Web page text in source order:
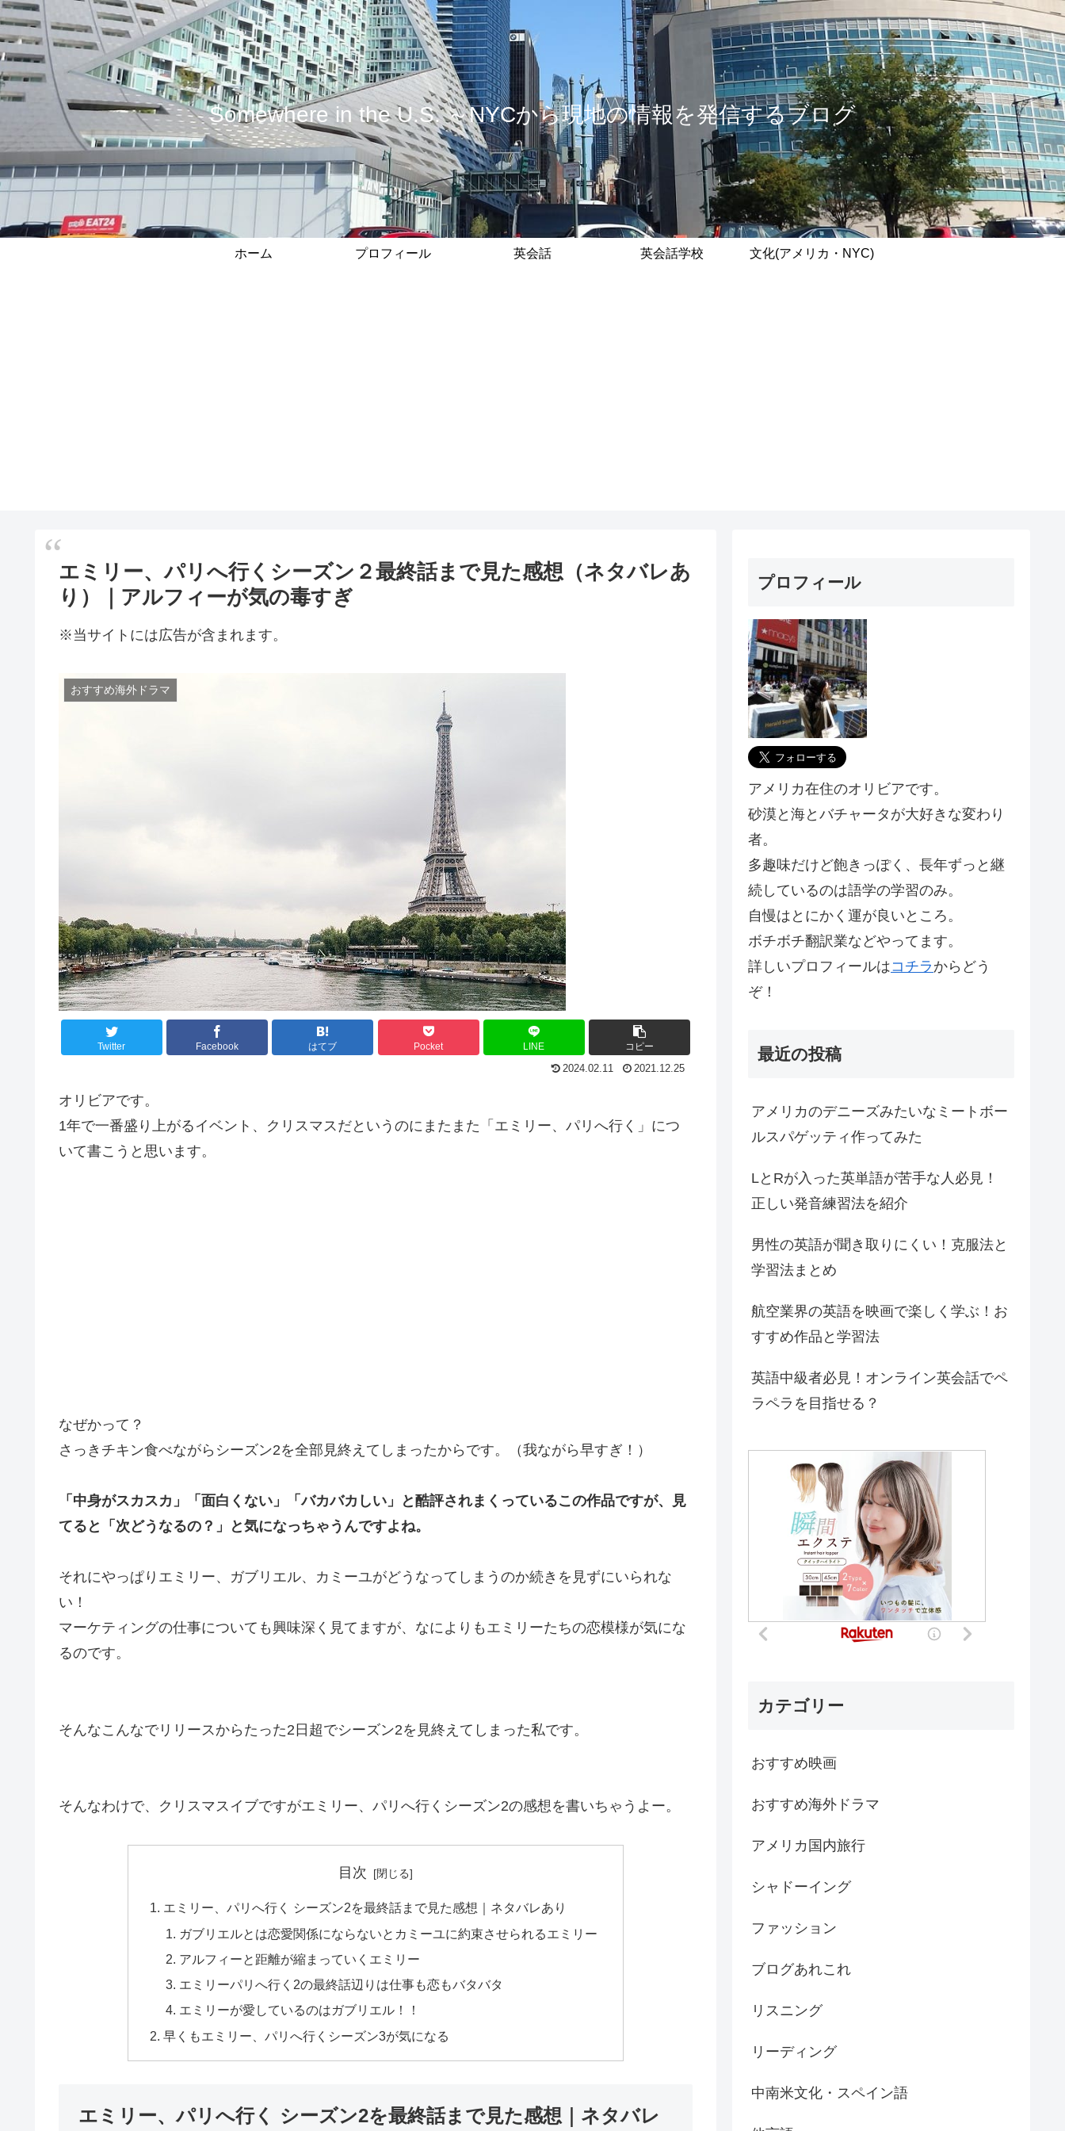
Somewhere in the U.S. ～NYCから現地の情報を発信するブログ
ホーム プロフィール 英会話 英会話学校 文化(アメリカ・NYC)
エミリー、パリへ行くシーズン２最終話まで見た感想（ネタバレあ
り）｜アルフィーが気の毒すぎ
※当サイトには広告が含まれます。
おすすめ海外ドラマ
Twitter Facebook はてブ Pocket LINE コピー
2024.02.11 2021.12.25
オリビアです。
1年で一番盛り上がるイベント、クリスマスだというのにまたまた「エミリー、パリへ行く」につ
いて書こうと思います。
なぜかって？
さっき チキン食べながらシーズン2を全部見終えてしまったからです。（我ながら早すぎ！）
「中身がスカスカ」「面白くない」「バカバカしい」と酷評されまくっているこの作品ですが、見
てると「次どうなるの？」と気になっちゃうんですよね。
それにやっぱりエミリー、ガブリエル、カミーユがどうなってしまうのか続きを見ずにいられな
い！
マーケティングの仕事についても興味深く見てますが、なによりもエミリーたちの恋模様が気にな
るのです。
そんなこんなでリリースからたった2日超でシーズン2を見終えてしまった私です。
そんなわけで、 クリスマスイブですがエミリー、パリへ行くシーズン2の感想を書いちゃうよー。
目次
エミリー、パリへ行く シーズン2を最終話まで見た感想｜ネタバレあり
ガブリエルとは恋愛関係にならないとカミーユに約束させられるエミリー
アルフィーと距離が縮まっていくエミリー
エミリーパリへ行く2の最終話辺りは仕事も恋もバタバタ
エミリーが愛しているのはガブリエル！！
早くもエミリー、パリへ行くシーズン3が気になる
エミリー、パリへ行く シーズン2を最終話まで見た感想｜ネタバレ
プロフィール
アメリカ在住のオリビアです。
砂漠と海とバチャータが大好きな変わり
者。
多趣味だけど飽きっぽく、長年ずっと継
続しているのは語学の学習のみ。
自慢はとにかく運が良いところ。
ボチボチ翻訳業などやってます。
詳しいプロフィールはコチラ からどう
ぞ！
最近の投稿
アメリカのデニーズみたいなミートボー
ルスパゲッティ作ってみた
LとRが入った英単語が苦手な人必見！
正しい発音練習法を紹介
男性の英語が聞き取りにくい！克服法と
学習法まとめ
航空業界の英語を映画で楽しく学ぶ！お
すすめ作品と学習法
英語中級者必見！オンライン英会話でペ
ラペラを目指せる？
カテゴリー
おすすめ映画
おすすめ海外ドラマ
アメリカ国内旅行
シャドーイング
ファッション
ブログあれこれ
リスニング
リーディング
中南米文化・スペイン語